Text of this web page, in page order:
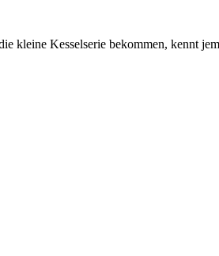
kleine Kesselserie bekommen, kennt